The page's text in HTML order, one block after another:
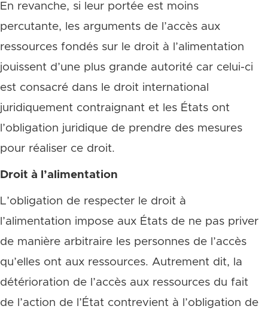
En revanche, si leur portée est moins
percutante, les arguments de l’accès aux
ressources fondés sur le droit à l’alimentation
jouissent d’une plus grande autorité car celui-ci
est consacré dans le droit international
juridiquement contraignant et les États ont
l’obligation juridique de prendre des mesures
pour réaliser ce droit.
Droit à l’alimentation
L’obligation de respecter le droit à
l’alimentation impose aux États de ne pas priver
de manière arbitraire les personnes de l’accès
qu’elles ont aux ressources. Autrement dit, la
détérioration de l’accès aux ressources du fait
de l’action de l’État contrevient à l’obligation de